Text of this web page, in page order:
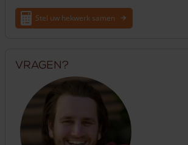
Stel uw hekwerk samen
Vragen?